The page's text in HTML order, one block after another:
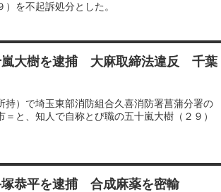
を不起訴処分とした。
嵐大樹を逮捕 大麻取締法違反 千葉
）で埼玉東部消防組合久喜消防署菖蒲分署の
と、知人で自称とび職の五十嵐大樹（２９）
塚恭平を逮捕 合成麻薬を密輸